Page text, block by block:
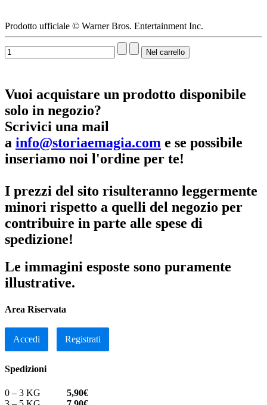
Prodotto ufficiale © Warner Bros. Entertainment Inc.
Vuoi acquistare un prodotto disponibile
solo in negozio?
Scrivici una mail
a info@storiaemagia.com e se possibile
inseriamo noi l'ordine per te!
I prezzi del sito risulteranno leggermente
minori rispetto a quelli del negozio per
contribuire in parte alle spese di
spedizione!
Le immagini esposte sono puramente
illustrative.
Area Riservata
Accedi Registrati
Spedizioni
0 – 3 KG 5,90€